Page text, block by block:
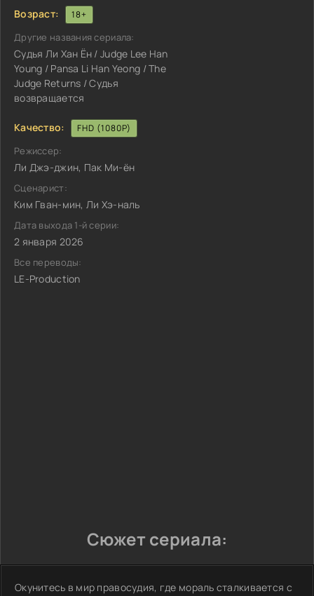
Возраст:
18+
Другие названия сериала:
Судья Ли Хан Ён / Judge Lee Han
Young / Pansa Li Han Yeong / The
Judge Returns / Судья
возвращается
Качество: FHD (1080P)
Режиссер:
Ли Джэ-джин, Пак Ми-ён
Сценарист:
Ким Гван-мин, Ли Хэ-наль
Дата выхода 1-й серии:
2 января 2026
Все переводы:
LE-Production
Сюжет сериала:
Окунитесь в мир правосудия, где мораль сталкивается с